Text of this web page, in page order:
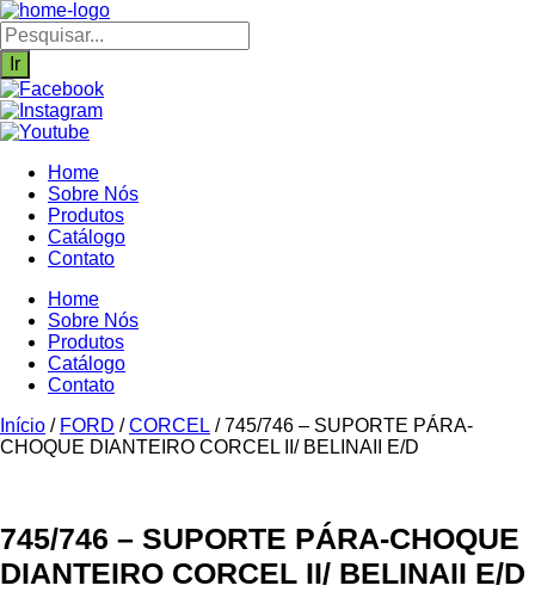
Ir
para
o
conteúdo
Pesquisar
produtos
Ir
Home
Sobre Nós
Produtos
Catálogo
Contato
Home
Sobre Nós
Produtos
Catálogo
Contato
Início / FORD /CORCEL / 745/746 – SUPORTE PÁRA-
CHOQUE DIANTEIRO CORCEL II/ BELINAII E/D
745/746 – SUPORTE PÁRA-CHOQUE
DIANTEIRO CORCEL II/ BELINAII E/D